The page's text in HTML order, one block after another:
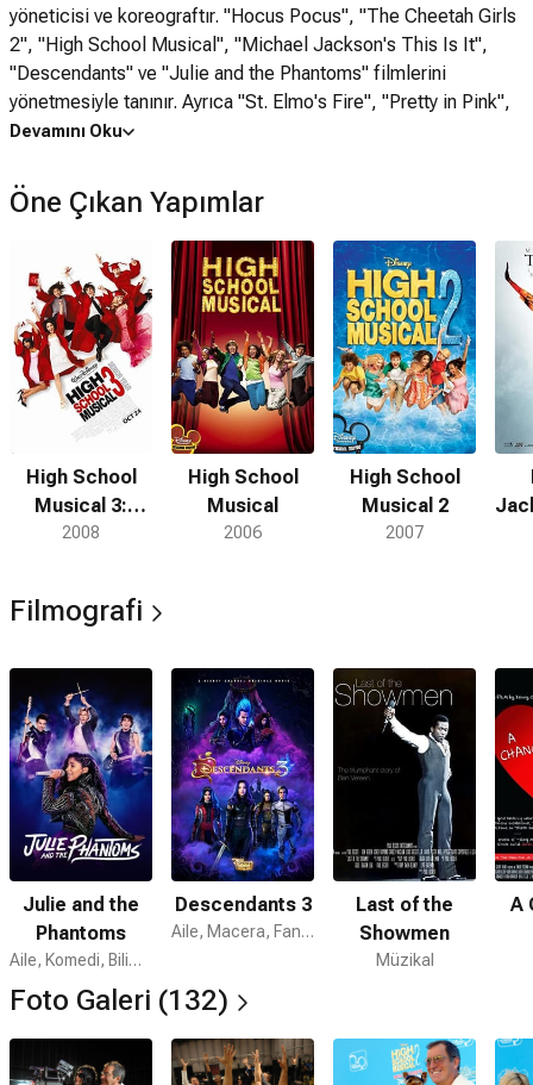
yöneticisi ve koreograftır. "Hocus Pocus", "The Cheetah Girls
2", "High School Musical", "Michael Jackson's This Is It",
"Descendants" ve "Julie and the Phantoms" filmlerini
yönetmesiyle tanınır. Ayrıca "St. Elmo's Fire", "Pretty in Pink",
"Ferris Bueller's Day Off" ve "Dirty Dancing" filmlerinin
Michael Jackson için birçok konser turunu yönetti. Çalışmaları
için Ortega, 2019'da Hollywood Walk of Fame'de bir yıldızla
ve Disney Efsanesi Ödülü ile onurlandırıldı.
Devamını Oku
Öne Çıkan Yapımlar
High School
Musical 3:
Senior Year
2008
High School
Musical
2006
High School
Musical 2
2007
Filmografi
Julie and the
Phantoms
Aile, Komedi, Bilim Kurgu
Descendants 3
Aile, Macera, Fantastik
Last of the
Showmen
Müzikal
A
Foto Galeri (132)